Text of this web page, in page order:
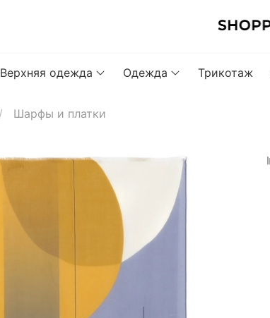
Верхняя одежда Одежда Трикотаж
Шарфы и платки